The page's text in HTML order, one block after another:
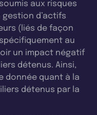
aux risques
d’actifs
(liés de façon
au
un impact négatif
détenus. Ainsi,
donnée quant à la
détenus par la